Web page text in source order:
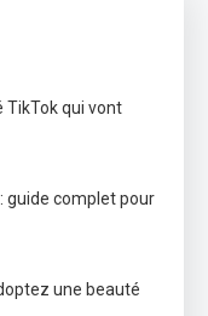
TikTok qui vont
guide complet pour
une beauté